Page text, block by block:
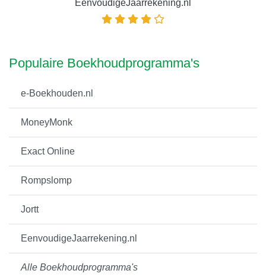
EenvoudigeJaarrekening.nl
Populaire Boekhoudprogramma's
e-Boekhouden.nl
MoneyMonk
Exact Online
Rompslomp
Jortt
EenvoudigeJaarrekening.nl
Alle Boekhoudprogramma's